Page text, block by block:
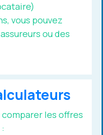
vous pouvez
ou des
les offres